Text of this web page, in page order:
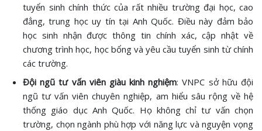
tuyển sinh chính thức của rất nhiều trường đại học, cao
đẳng, trung học uy tín tại Anh Quốc. Điều này đảm bảo
học sinh nhận được thông tin chính xác, cập nhật về
chương trình học, học bổng và yêu cầu tuyển sinh từ chính
các trường.
Đội ngũ tư vấn viên giàu kinh nghiệm: VNPC sở hữu đội
ngũ tư vấn viên chuyên nghiệp, am hiểu sâu rộng về hệ
thống giáo dục Anh Quốc. Họ không chỉ tư vấn chọn
trường, chọn ngành phù hợp với năng lực và nguyện vọng